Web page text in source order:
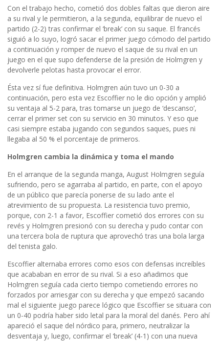
Con el trabajo hecho, cometió dos dobles faltas que dieron aire
a su rival y le permitieron, a la segunda, equilibrar de nuevo el
partido (2-2) tras confirmar el ‘break’ con su saque. El francés
siguió a lo suyo, logró sacar el primer juego cómodo del partido
a continuación y romper de nuevo el saque de su rival en un
juego en el que supo defenderse de la presión de Holmgren y
devolverle pelotas hasta provocar el error.
Ésta vez sí fue definitiva. Holmgren aún tuvo un 0-30 a
continuación, pero esta vez Escoffier no le dio opción y amplió
su ventaja al 5-2 para, tras tomarse un juego de ‘descanso’,
cerrar el primer set con su servicio en 30 minutos. Y eso que
casi siempre estaba jugando con segundos saques, pues ni
llegaba al 50 % el porcentaje de primeros.
Holmgren cambia la dinámica y toma el mando
En el arranque de la segunda manga, August Holmgren seguía
sufriendo, pero se agarraba al partido, en parte, con el apoyo
de un público que parecía ponerse de su lado ante el
atrevimiento de su propuesta. La resistencia tuvo premio,
porque, con 2-1 a favor, Escoffier cometió dos errores con su
revés y Holmgren presionó con su derecha y pudo contar con
una tercera bola de ruptura que aprovechó tras una bola larga
del tenista galo.
Escoffier alternaba errores como esos con defensas increíbles
que acababan en error de su rival. Si a eso añadimos que
Holmgren seguía cada cierto tiempo cometiendo errores no
forzados por arriesgar con su derecha y que empezó sacando
mal el siguiente juego parece lógico que Escoffier se situara con
un 0-40 podría haber sido letal para la moral del danés. Pero ahí
apareció el saque del nórdico para, primero, neutralizar la
desventaja y, luego, confirmar el ‘break’ (4-1) con una nueva